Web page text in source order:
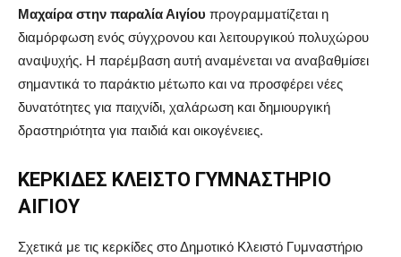
Μαχαίρα στην παραλία Αιγίου προγραμματίζεται η
διαμόρφωση ενός σύγχρονου και λειτουργικού πολυχώρου
αναψυχής. Η παρέμβαση αυτή αναμένεται να αναβαθμίσει
σημαντικά το παράκτιο μέτωπο και να προσφέρει νέες
δυνατότητες για παιχνίδι, χαλάρωση και δημιουργική
δραστηριότητα για παιδιά και οικογένειες.
ΚΕΡΚΙΔΕΣ ΚΛΕΙΣΤΟ ΓΥΜΝΑΣΤΗΡΙΟ
ΑΙΓΙΟΥ
Σχετικά με τις κερκίδες στο Δημοτικό Κλειστό Γυμναστήριο